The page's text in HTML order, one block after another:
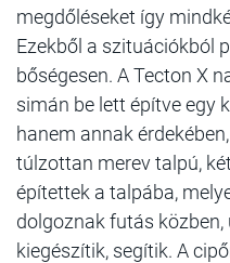
megdőléseket így
Ezekből a szituációkból
bőségesen. A Tecton X
simán be lett építve egy
hanem annak
túlzottan merev talpú,
építettek a talpába,
dolgoznak futás
kiegészítik, segítik. A